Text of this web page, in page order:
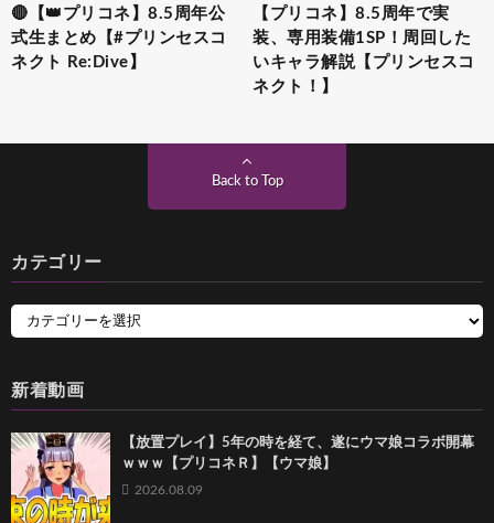
🔴【👑プリコネ】8.5周年公
式生まとめ【#プリンセスコ
ネクト Re:Dive】
【プリコネ】8.5周年で実
装、専用装備1SP！周回した
いキャラ解説【プリンセスコ
ネクト！】
Back to Top
カテゴリー
新着動画
【放置プレイ】5年の時を経て、遂にウマ娘コラボ開幕
ｗｗｗ【プリコネＲ】【ウマ娘】
2026.08.09